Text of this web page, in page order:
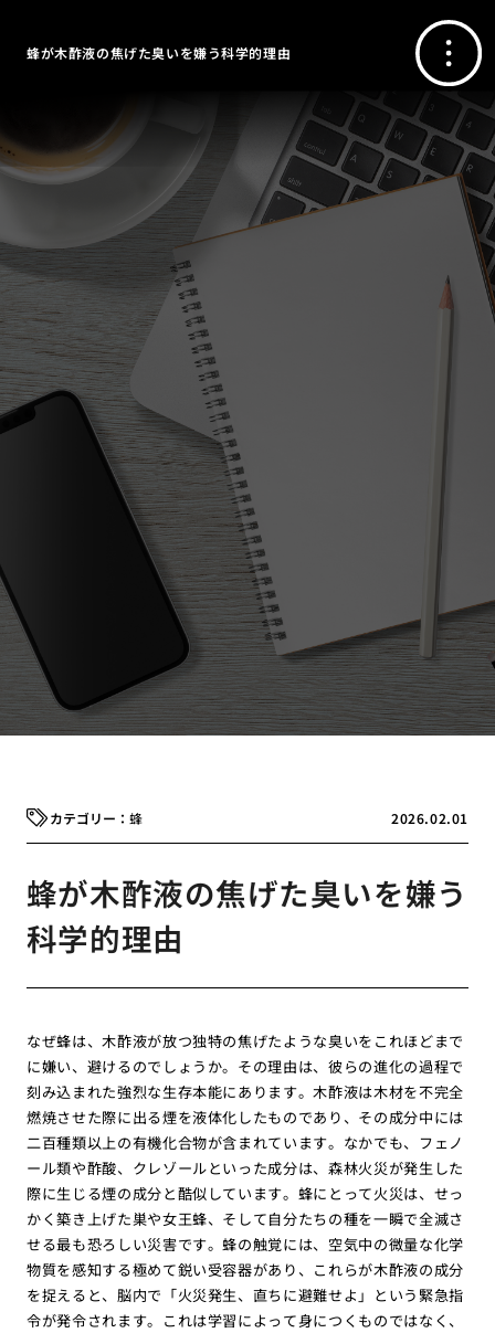
蜂が木酢液の焦げた臭いを嫌う科学的理由
2026.02.01
蜂
蜂が木酢液の焦げた臭いを嫌う
科学的理由
なぜ蜂は、木酢液が放つ独特の焦げたような臭いをこれほどまで
に嫌い、避けるのでしょうか。その理由は、彼らの進化の過程で
刻み込まれた強烈な生存本能にあります。木酢液は木材を不完全
燃焼させた際に出る煙を液体化したものであり、その成分中には
二百種類以上の有機化合物が含まれています。なかでも、フェノ
ール類や酢酸、クレゾールといった成分は、森林火災が発生した
際に生じる煙の成分と酷似しています。蜂にとって火災は、せっ
かく築き上げた巣や女王蜂、そして自分たちの種を一瞬で全滅さ
せる最も恐ろしい災害です。蜂の触覚には、空気中の微量な化学
物質を感知する極めて鋭い受容器があり、これらが木酢液の成分
を捉えると、脳内で「火災発生、直ちに避難せよ」という緊急指
令が発令されます。これは学習によって身につくものではなく、